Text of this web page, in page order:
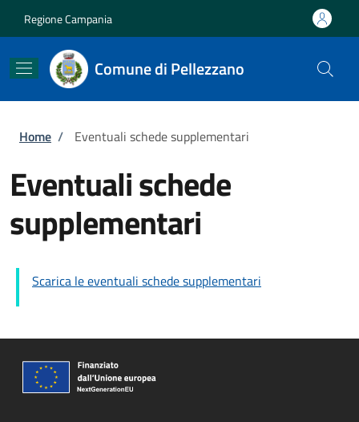
Regione Campania
Comune di Pellezzano
Briciole di pane
Home / Eventuali schede supplementari
Eventuali schede
supplementari
Scarica le eventuali schede supplementari